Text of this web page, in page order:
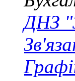
ДНЗ